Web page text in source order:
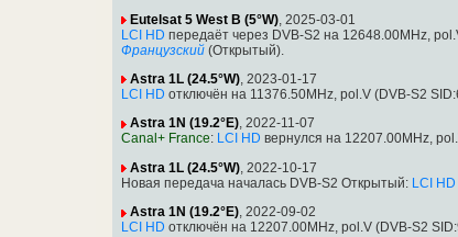
Eutelsat 5 West B (5°W) , 2025-03-01
LCI HD передаёт через DVB-S2 на 12648.00MHz,
Французский (Открытый).
Astra 1L (24.5°W), 2023-01-17
LCI HD отключён на 11376.50MHz, pol.V (DVB-S2
Astra 1N (19.2°E), 2022-11-07
Canal+ France: LCI HD вернулся на 12207.00MHz,
Astra 1L (24.5°W), 2022-10-17
Новая передача началась DVB-S2 Открытый: LCI HD
Astra 1N (19.2°E), 2022-09-02
LCI HD отключён на 12207.00MHz, pol.V (DVB-S2